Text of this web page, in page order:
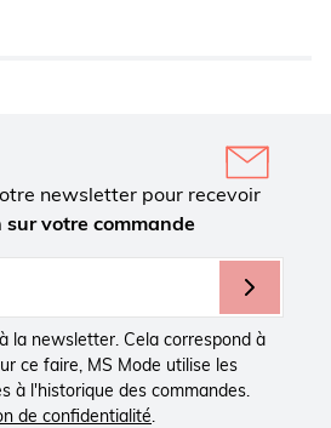
newsletter pour recevoir
votre commande
la newsletter. Cela correspond à
ce faire, MS Mode utilise les
à l'historique des commandes.
de confidentialité.